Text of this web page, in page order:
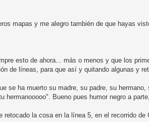
mapas y me alegro también de que hayas
esto de ahora... más o menos y que los
de líneas, para que así y quitando algunas y
se ha muerto su madre, su padre, su
hermanooooo". Bueno pues humor negro a
retocado la cosa en la línea 5, en el recorrido